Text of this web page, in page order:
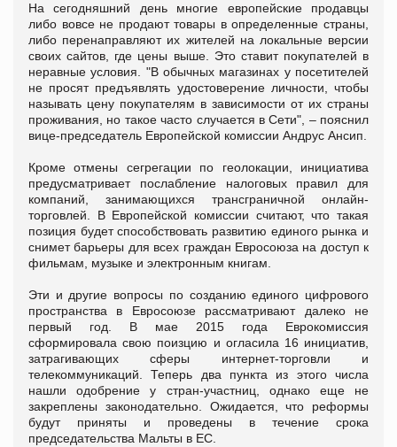
На сегодняшний день многие европейские продавцы
либо вовсе не продают товары в определенные страны,
либо перенаправляют их жителей на локальные версии
своих сайтов, где цены выше. Это ставит покупателей в
неравные условия. "В обычных магазинах у посетителей
не просят предъявлять удостоверение личности, чтобы
называть цену покупателям в зависимости от их страны
проживания, но такое часто случается в Сети", – пояснил
вице-председатель Европейской комиссии Андрус Ансип.
Кроме отмены сегрегации по геолокации, инициатива
предусматривает послабление налоговых правил для
компаний, занимающихся трансграничной онлайн-
торговлей. В Европейской комиссии считают, что такая
позиция будет способствовать развитию единого рынка и
снимет барьеры для всех граждан Евросоюза на доступ к
фильмам, музыке и электронным книгам.
Эти и другие вопросы по созданию единого цифрового
пространства в Евросоюзе рассматривают далеко не
первый год. В мае 2015 года Еврокомиссия
сформировала свою поизцию и огласила 16 инициатив,
затрагивающих сферы интернет-торговли и
телекоммуникаций. Теперь два пункта из этого числа
нашли одобрение у стран-участниц, однако еще не
закреплены законодательно. Ожидается, что реформы
будут приняты и проведены в течение срока
председательства Мальты в ЕС.